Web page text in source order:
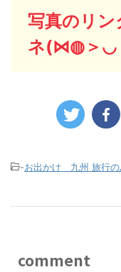
写真のリ
ネ(⋈◍＞
-お出かけ 九州 旅行の
comment